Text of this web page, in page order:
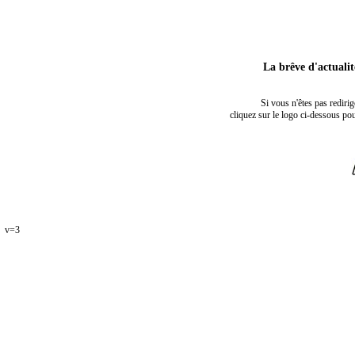
La brêve
Si vous n'êtes pas
cliquez sur le logo ci-dessous
v=3